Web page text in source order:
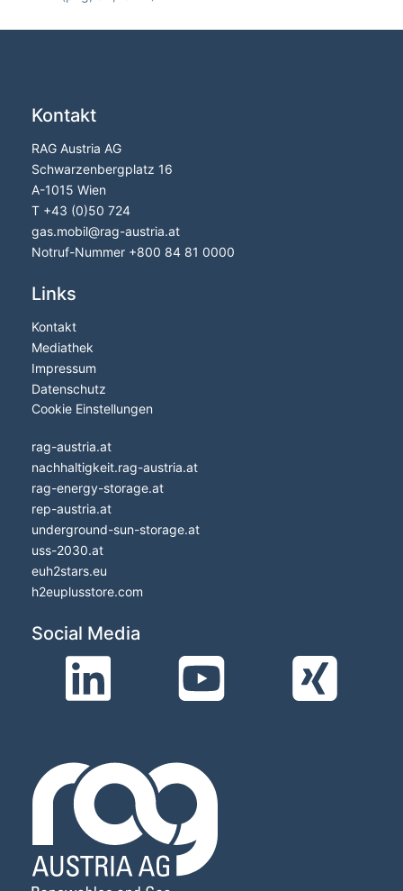
Kontakt
RAG Austria AG
Schwarzenbergplatz 16
A-1015 Wien
T +43 (0)50 724
gas.mobil@rag-austria.at
Notruf-Nummer +800 84 81 0000
Links
Kontakt
Mediathek
Impressum
Datenschutz
Cookie Einstellungen
rag-austria.at
nachhaltigkeit.rag-austria.at
rag-energy-storage.at
rep-austria.at
underground-sun-storage.at
uss-2030.at
euh2stars.eu
h2euplusstore.com
Social Media